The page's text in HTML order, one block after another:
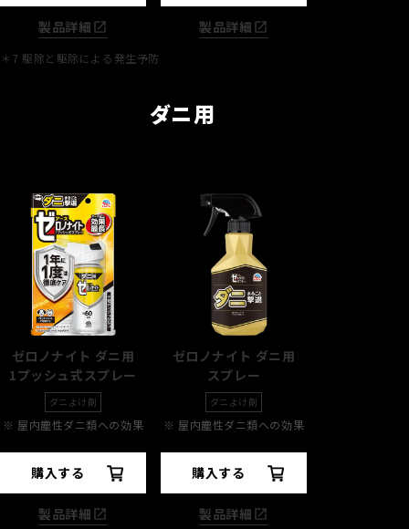
製品詳細 製品詳細
＊7 駆除と駆除による発生予防
ダニ用
ゼロノナイト ダニ用
1プッシュ式スプレー
ダニよけ剤
※ 屋内塵性ダニ類への効果
購入する
製品詳細
ゼロノナイト ダニ用
スプレー
ダニよけ剤
※ 屋内塵性ダニ類への効果
購入する
製品詳細